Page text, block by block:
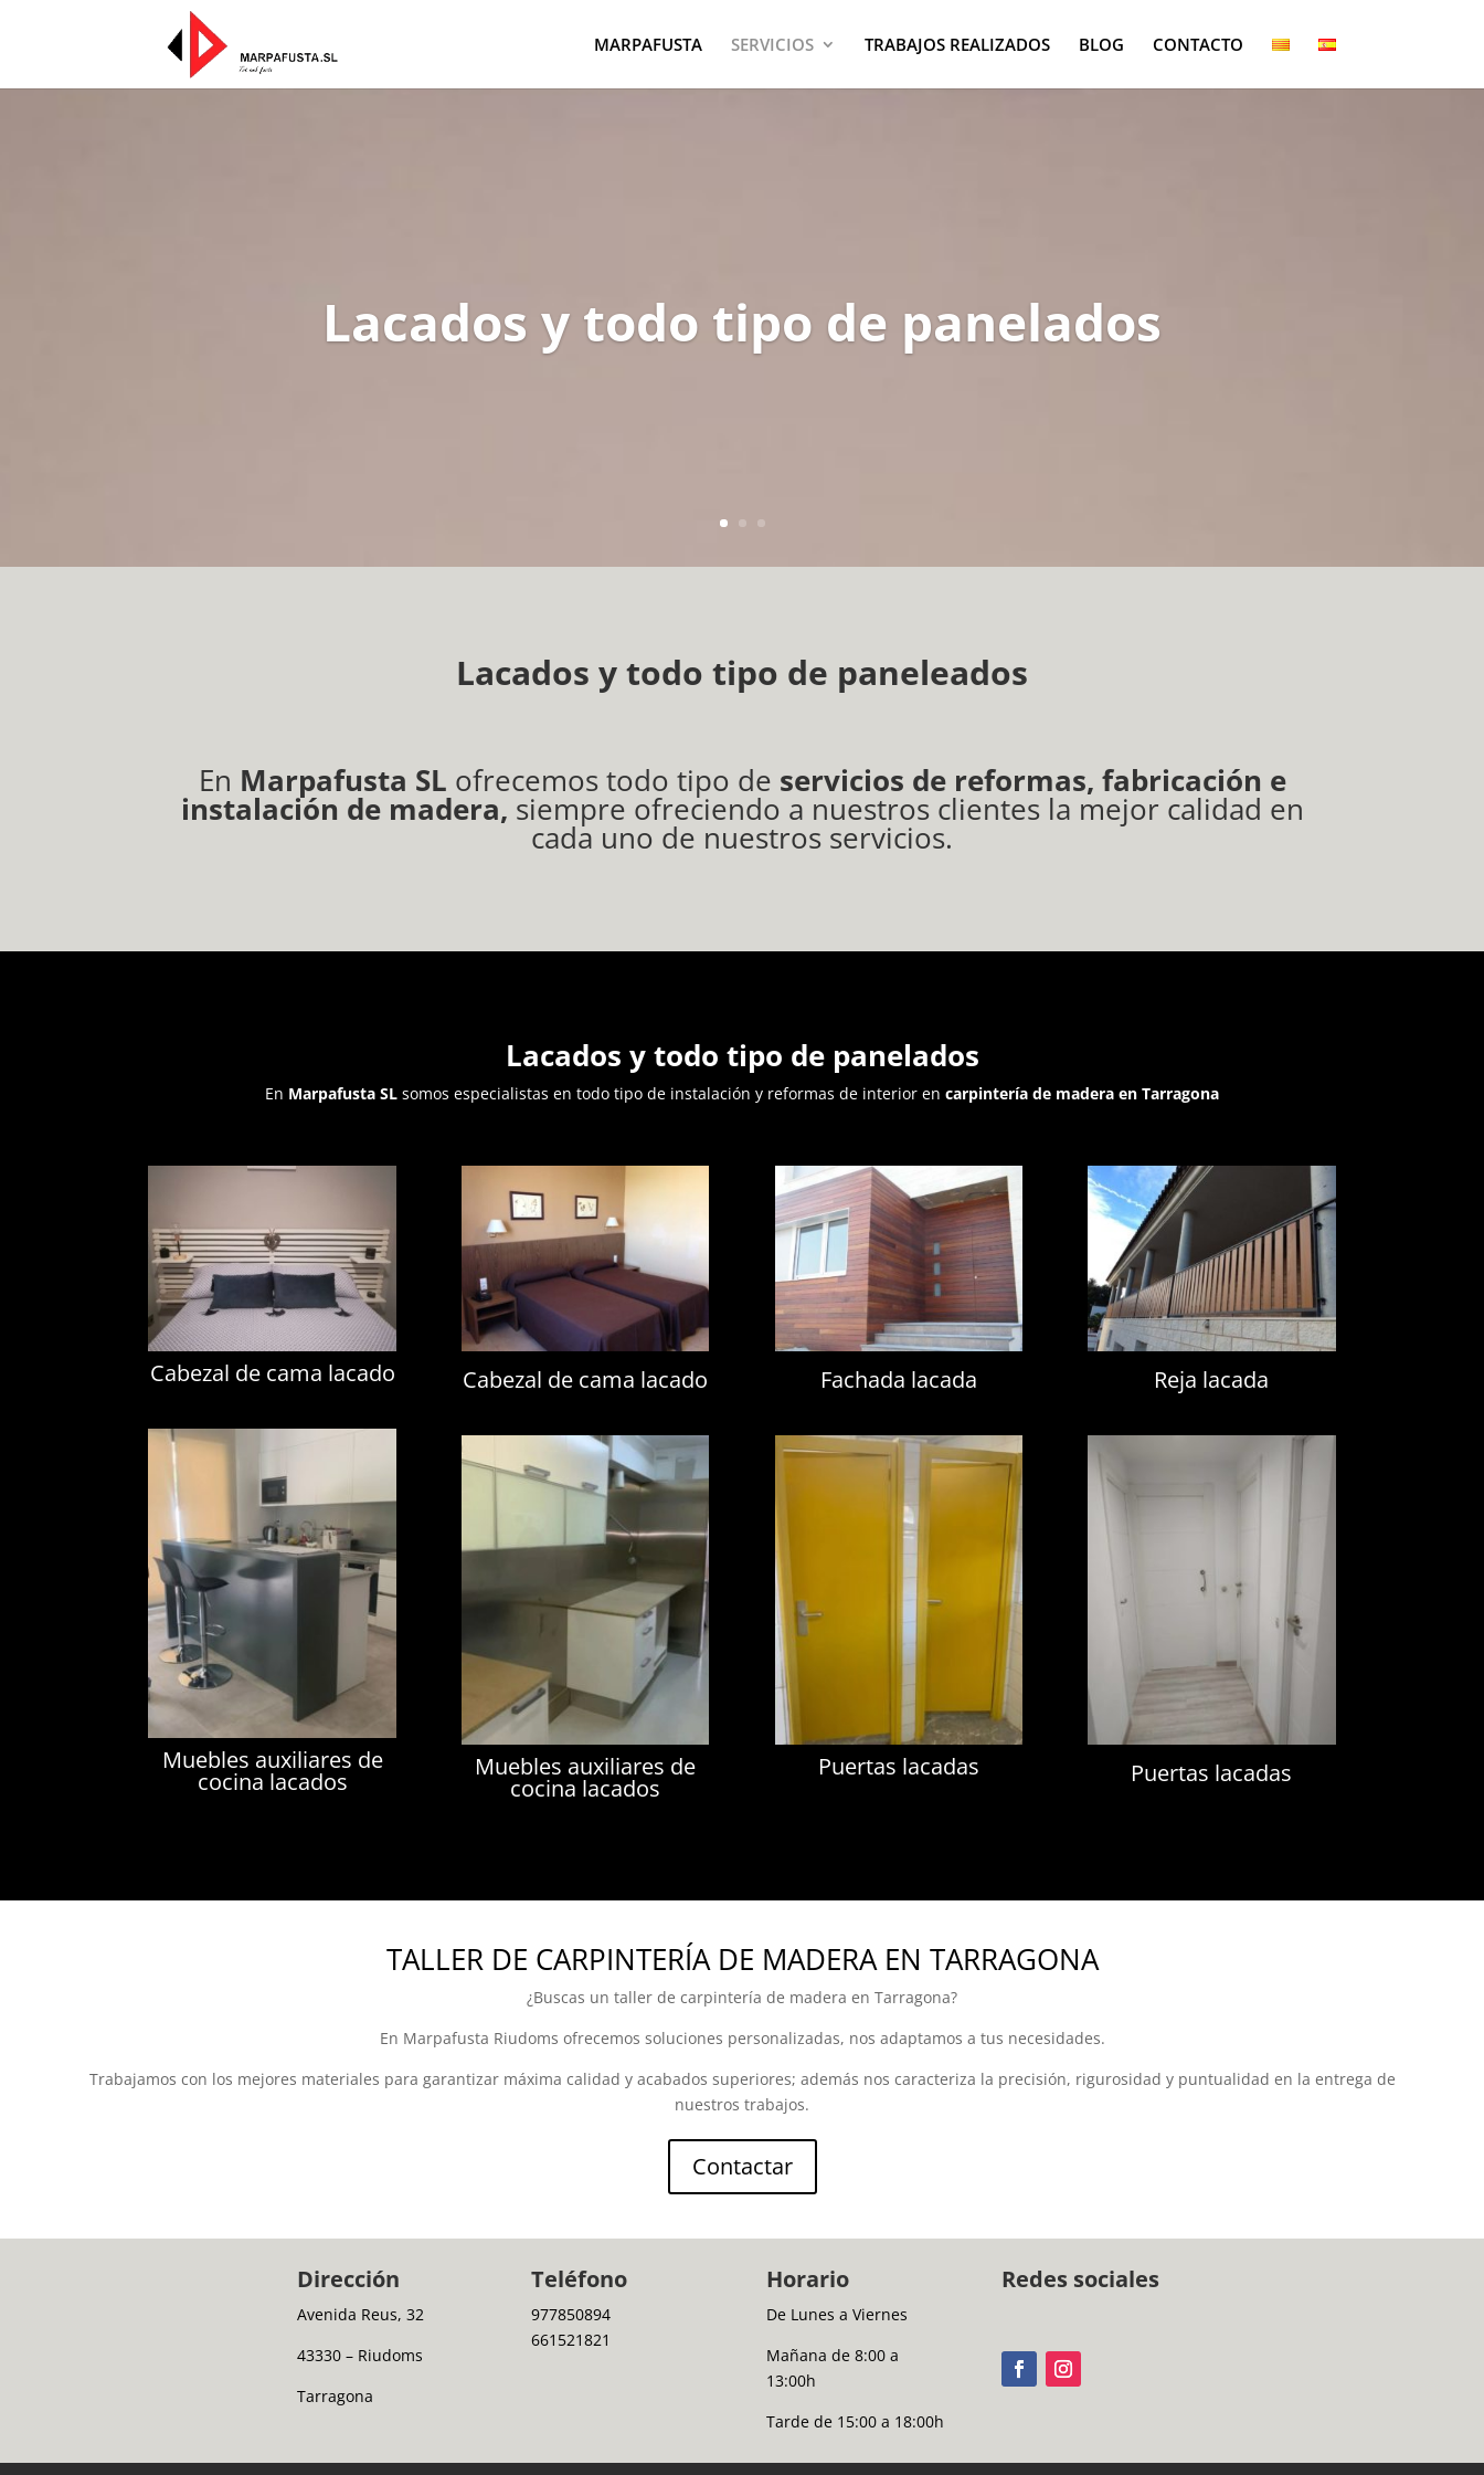
MARPAFUSTA SERVICIOS TRABAJOS REALIZADOS BLOG CONTACTO
Lacados y todo tipo de panelados
Lacados y todo tipo de paneleados
En Marpafusta SL ofrecemos todo tipo de servicios de reformas, fabricación e
instalación de madera, siempre ofreciendo a nuestros clientes la mejor calidad en
cada uno de nuestros servicios.
Lacados y todo tipo de panelados
En Marpafusta SL somos especialistas en todo tipo de instalación y reformas de interior en carpintería de madera en Tarragona
Cabezal de cama lacado
Muebles auxiliares de
cocina lacados
Cabezal de cama lacado
Muebles auxiliares de
cocina lacados
Fachada lacada
Puertas lacadas
Reja lacada
Puertas lacadas
TALLER DE CARPINTERÍA DE MADERA EN TARRAGONA
¿Buscas un taller de carpintería de madera en Tarragona?
En Marpafusta Riudoms ofrecemos soluciones personalizadas, nos adaptamos a tus necesidades.
Trabajamos con los mejores materiales para garantizar máxima calidad y acabados superiores; además nos caracteriza la precisión, rigurosidad y puntualidad en la entrega de
nuestros trabajos.
Contactar
Dirección
Avenida Reus, 32
43330 – Riudoms
Tarragona
Teléfono
977850894
661521821
Horario
De Lunes a Viernes
Mañana de 8:00 a
13:00h
Tarde de 15:00 a 18:00h
Redes sociales